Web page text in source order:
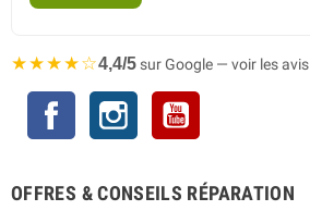
★★★★☆4,4/5sur Google — voir les avis
Facebook Instagram
OFFRES & CONSEILS RÉPARATION